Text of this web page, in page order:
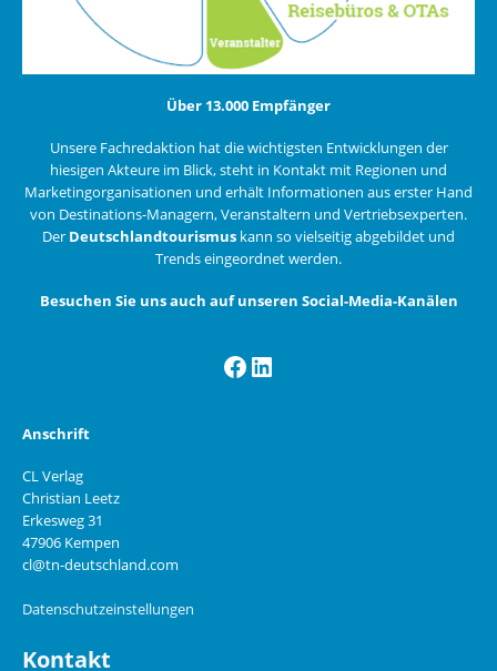
Über 13.000 Empfänger
Unsere Fachredaktion hat die wichtigsten Entwicklungen der
hiesigen Akteure im Blick, steht in Kontakt mit Regionen und
Marketingorganisationen und erhält Informationen aus erster Hand
von Destinations-Managern, Veranstaltern und Vertriebsexperten.
Der Deutschlandtourismus kann so vielseitig abgebildet und
Trends eingeordnet werden.
Besuchen Sie uns auch auf unseren Social-Media-Kanälen
Facebook
LinkedIn
Anschrift
CL Verlag
Christian Leetz
Erkesweg 31
47906 Kempen
cl@tn-deutschland.com
Datenschutzeinstellungen
Kontakt